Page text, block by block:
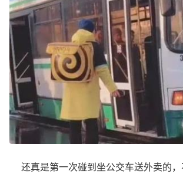
还真是第一次碰到坐公交车送外卖的，